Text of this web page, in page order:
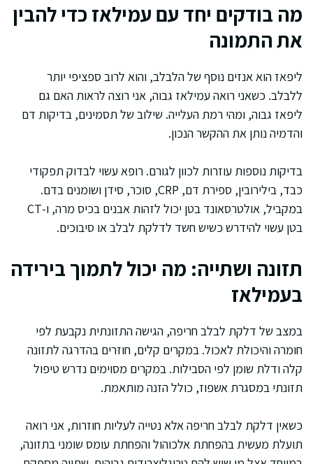
מה בודקים יחד עם עמילאז כדי להבין
את התמונה
ליפאז הוא אנזים נוסף של הלבלב, והוא לרוב ספציפי יותר
ללבלב. כשאני רואה עמילאז גבוה, אני רוצה לראות האם גם
ליפאז גבוה, ומהי רמת העלייה. שילוב של תסמינים, בדיקות דם
והדמיה נותן את ההקשר הנכון.
בדיקות נוספות עוזרות לכוון לגורם. רופא עשוי לבדוק תפקודי
כבד, בילירובין, ספירת דם, CRP, סוכר, סידן ושומנים בדם.
במקביל, אולטרסאונד בטן יכול לזהות אבנים בכיס מרה, ו-CT
בטן עשוי להידרש כשיש חשד לדלקת לבלב או סיבוכים.
תזונה ושתייה: מה יכול לתמוך בירידה
בעמילאז
במצב של דלקת לבלב חריפה, הגישה התזונתית נקבעת לפי
חומרה והיכולת לאכול. במקרים קלים, חוזרים בהדרגה לתזונה
קלה ודלת שומן לפי הסבילות. במקרים מסוימים נדרש טיפול
תזונתי במסגרת אשפוז, כולל הזנה מותאמת.
כשאין דלקת לבלב חריפה אלא נטייה לעליות חוזרות, אני רואה
תועלת מעשית בהפחתת אלכוהול והפחתת עומס שומני בתזונה,